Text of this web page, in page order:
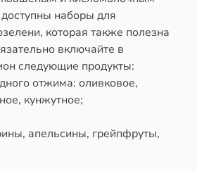
наборы для
которая также полезна
включайте в
следующие продукты:
отжима: оливковое,
кунжутное;
апельсины, грейпфруты,